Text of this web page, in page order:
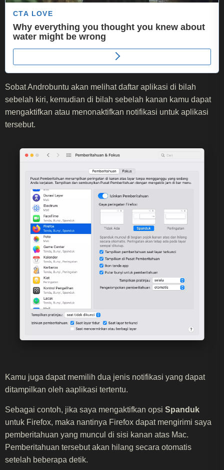
Sobat Androbuntu akan melihat daftar aplikasi di bilah
sebelah kiri, kemudian di bilah sebelah kanan kamu dapat
mengaktifkan atau menonaktifkan notifikasi untuk aplikasi
tersebut.
Kamu juga dapat memilih dua jenis notifikasi yang dapat
ditampilkan oleh aaplikasi tertentu.
Sebagai contoh, jika saya mengaktifkan opsi Spanduk
untuk Firefox, maka nantinya Firefox dapat mengirimi saya
pemberitahuan yang muncul di sisi kanan atas Mac.
Pemberitahuan tersebut akan hilang secara otomatis
setelah beberapa detik.